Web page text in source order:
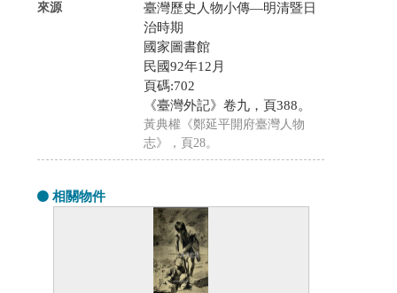
來源
臺灣歷史人物小傳—明清暨日
治時期
國家圖書館
民國92年12月
頁碼:702
《臺灣外記》卷九，頁388。
黃典權《鄭延平開府臺灣人物
志》，頁28。
相關物件